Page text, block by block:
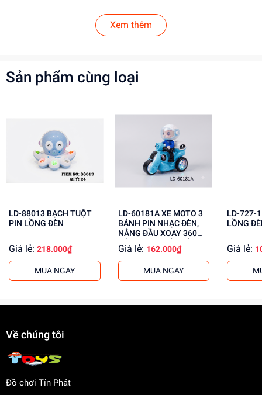
Hướng Dẫn Sử Dụng
Đọc kỹ hướng dẫn trước khi sử dụng
Lợi Ích Phát Triển
Rèn luyện kỹ năng giải quyết vấn đề
Tăng cường khả năng phối hợp tay mắt
Mua ngay tạidochoitinphat.com, chúng tôi cung cấp giá sỉ
cho khách buôn. Liên hệ ngay để biết thêm thông tin!
Xem thêm
Sản phẩm cùng loại
LD-88013 BẠCH TUỘT
PIN LỒNG ĐÈN
Giá lẻ: 218.000₫
MUA NGAY
LD-60181A XE MOTO 3
BÁNH PIN NHẠC ĐÈN,
NÂNG ĐẦU XOAY 360
ĐỘ, PHUN KHÓI, CÓ
NGƯỜI Police
Giá lẻ: 162.000₫
MUA NGAY
LD-727-1 ROBO
LỒNG
Giá lẻ:
Về chúng tôi
Đồ chơi Tín Phát